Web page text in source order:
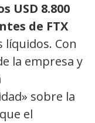
USD 8.800
de FTX
líquidos. Con
la empresa y
sobre la
el